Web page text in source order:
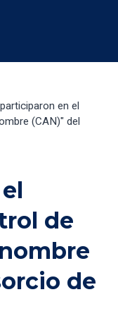
en el
(CAN)" del
de
de